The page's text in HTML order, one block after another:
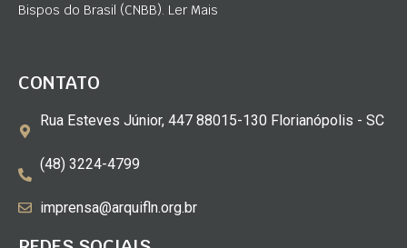
Bispos do Brasil (CNBB). Ler Mais
CONTATO
Rua Esteves Júnior, 447 88015-130 Florianópolis - SC
(48) 3224-4799
imprensa@arquifln.org.br